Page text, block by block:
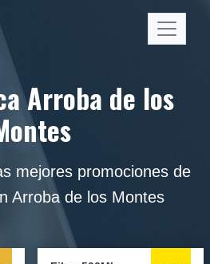
Arroba de los
mejores promociones de
Arroba de los Montes